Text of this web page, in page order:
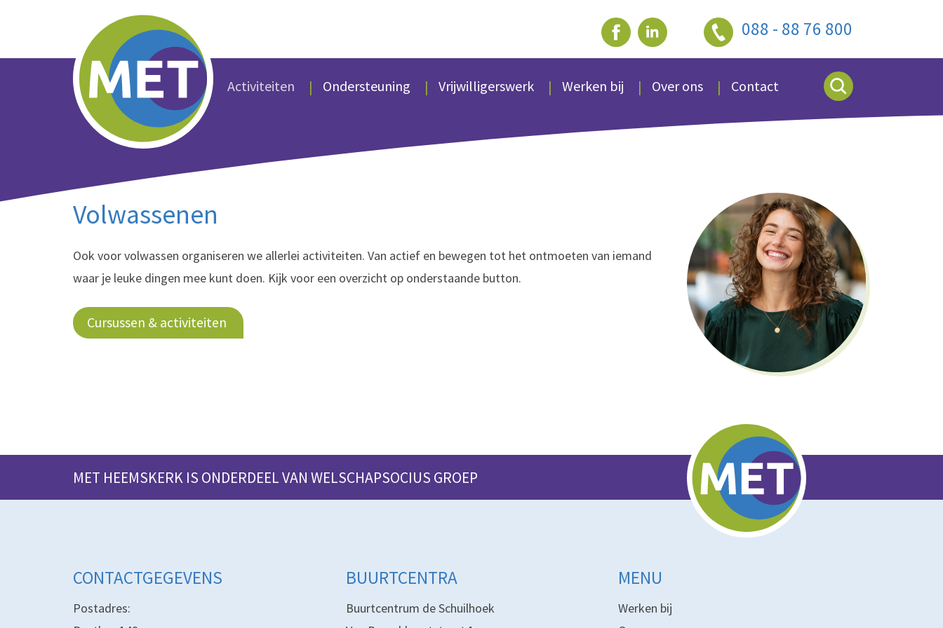
088 - 88 76 800
Activiteiten Ondersteuning Vrijwilligerswerk Werken bij Over ons Contact
Volwassenen
Ook voor volwassen organiseren we allerlei activiteiten. Van actief en bewegen tot het ontmoeten van iemand
waar je leuke dingen mee kunt doen. Kijk voor een overzicht op onderstaande button.
Cursussen & activiteiten
MET HEEMSKERK IS ONDERDEEL VAN WELSCHAPSOCIUS GROEP
CONTACTGEGEVENS
Postadres:
BUURTCENTRA
Buurtcentrum de Schuilhoek
MENU
Werken bij